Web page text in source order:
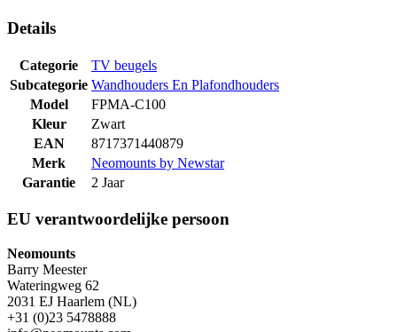
Details
Categorie
TV beugels
Subcategorie Wandhouders En Plafondhouders
Model
FPMA-C100
Kleur
Zwart
EAN
8717371440879
Merk
Neomounts by Newstar
Garantie
2 Jaar
EU verantwoordelijke persoon
Neomounts
Barry Meester
Wateringweg 62
2031 EJ Haarlem (NL)
+31 (0)23 5478888